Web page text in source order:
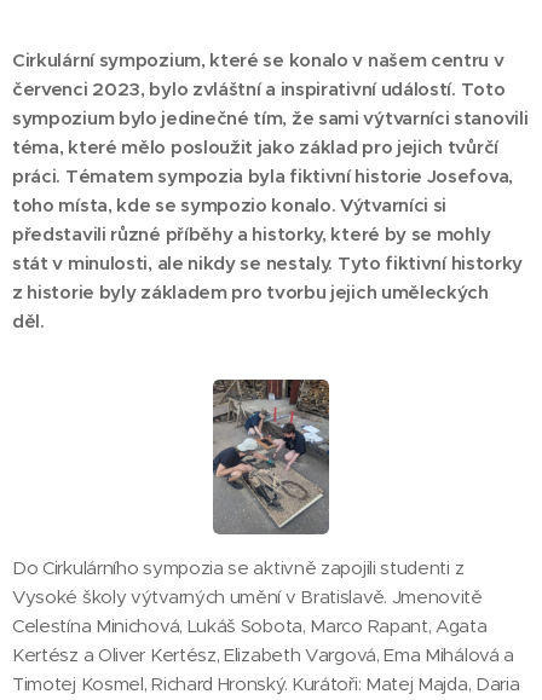
Cirkulární sympozium, které se konalo v našem centru v
červenci 2023, bylo zvláštní a inspirativní událostí. Toto
sympozium bylo jedinečné tím, že sami výtvarníci stanovili
téma, které mělo posloužit jako základ pro jejich tvůrčí
práci. Tématem sympozia byla fiktivní historie Josefova,
toho místa, kde se sympozio konalo. Výtvarníci si
představili různé příběhy a historky, které by se mohly
stát v minulosti, ale nikdy se nestaly. Tyto fiktivní historky
z historie byly základem pro tvorbu jejich uměleckých
děl.
Do Cirkulárního sympozia se aktivně zapojili studenti z
Vysoké školy výtvarných umění v Bratislavě. Jmenovitě
Celestína Minichová, Lukáš Sobota, Marco Rapant, Agata
Kertész a Oliver Kertész, Elizabeth Vargová, Ema Mihálová a
Timotej Kosmel, Richard Hronský. Kurátoři: Matej Majda, Daria